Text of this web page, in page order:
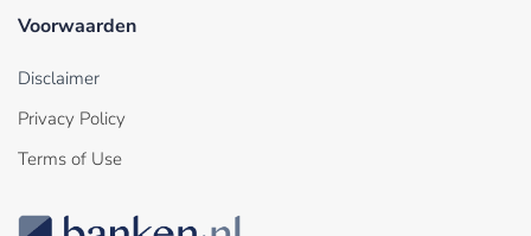
Voorwaarden
Disclaimer
Privacy Policy
Terms of Use